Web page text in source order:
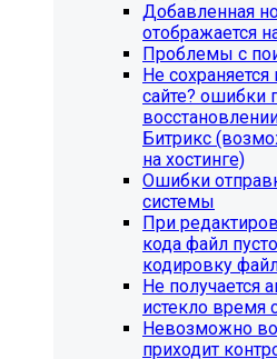
Инструкция по
социальные сети
Для готовых решений на
SIMAI-SF4: Сайт библиотеки,
благотворительного фонда,
SIMAI-SF4: Сайт
SF4: Сайт дворца культуры,
Добавленная
отображается
Проблемы с
Не
сайте? ошибки
Битрикс
на хостинге)
Ошибки
системы
При
кода файл
кодировку
Не получается
истекло время
Невозможно
приходит